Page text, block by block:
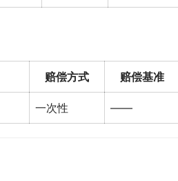
赔偿方式 赔偿基准
一次性 ——